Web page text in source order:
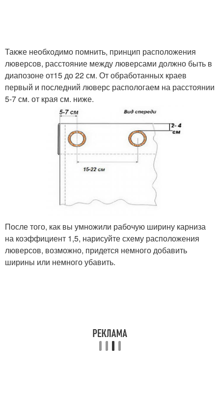
Также необходимо помнить, принцип расположения
люверсов, расстояние между люверсами должно быть в
диапозоне от15 до 22 см. От обработанных краев
первый и последний люверс распологаем на расстоянии
5-7 см. от края см. ниже.
После того, как вы умножили рабочую ширину карниза
на коэффициент 1,5, нарисуйте схему расположения
люверсов, возможно, придется немного добавить
ширины или немного убавить.